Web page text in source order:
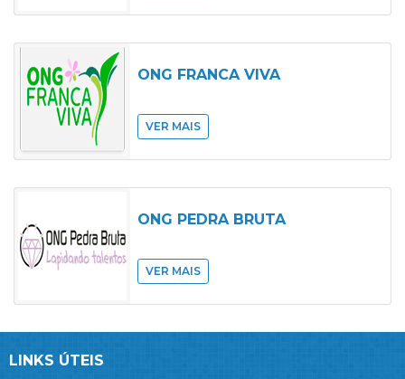
ONG FRANCA VIVA
VER MAIS
ONG PEDRA BRUTA
VER MAIS
LINKS ÚTEIS